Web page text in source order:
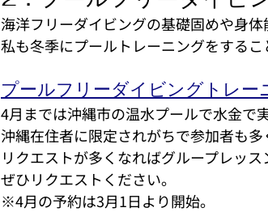
海洋フリーダイビングの基礎固めや身体
私も冬季にプールトレーニングをするこ
プールフリーダイビングトレー
4月までは沖縄市の温水プールで水金で
沖縄在住者に限定されがちで参加者も多
リクエストが多くなればグループレッ
ぜひリクエストください。
※4月の予約は3月1日より開始。